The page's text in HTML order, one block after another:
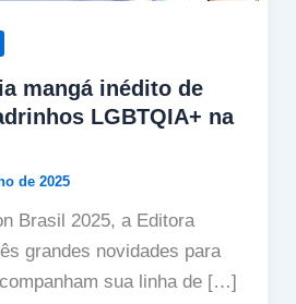
mangá inédito de
LGBTQIA+ na
de 2025
Brasil 2025, a Editora
grandes novidades para
sua linha de […]